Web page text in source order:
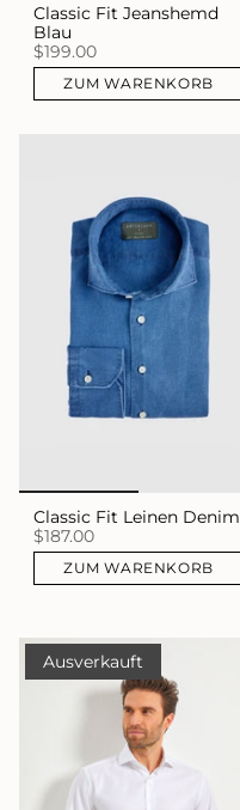
Classic Fit Jeanshemd
Blau
$199.00
ZUM WARENKORB
Classic Fit Leinen Denim
$187.00
ZUM WARENKORB
Ausverkauft